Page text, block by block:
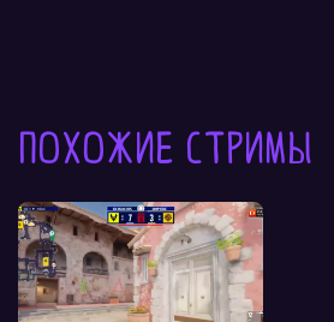
Похожие стримы